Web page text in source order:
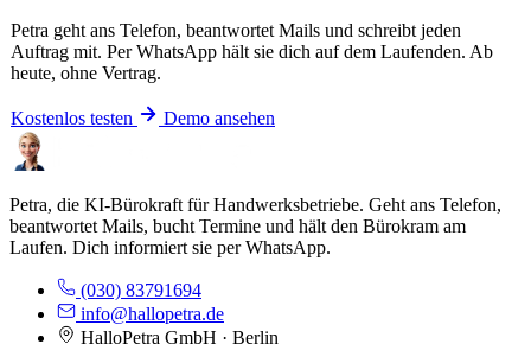
Petra geht ans Telefon, beantwortet Mails und schreibt jeden
Auftrag mit. Per WhatsApp hält sie dich auf dem Laufenden. Ab
heute, ohne Vertrag.
Kostenlos testen Demo ansehen
Petra, die KI-Bürokraft für Handwerksbetriebe. Geht ans Telefon,
beantwortet Mails, bucht Termine und hält den Bürokram am
Laufen. Dich informiert sie per WhatsApp.
(030) 83791694
info@hallopetra.de
HalloPetra GmbH · Berlin